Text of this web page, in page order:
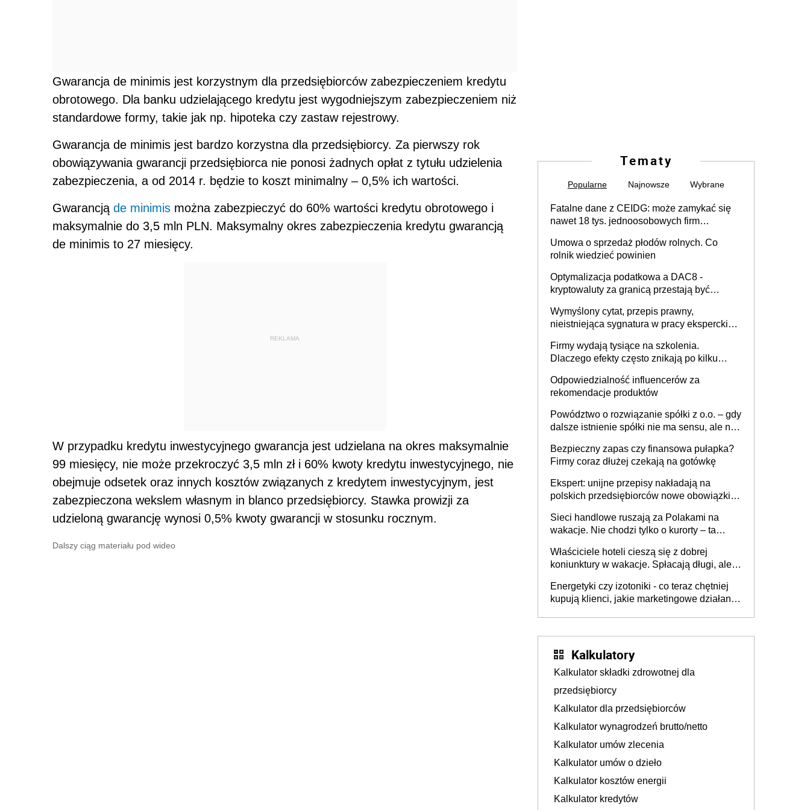
Gwarancja de minimis jest korzystnym dla przedsiębiorców zabezpieczeniem kredytu
obrotowego. Dla banku udzielającego kredytu jest wygodniejszym zabezpieczeniem niż
standardowe formy, takie jak np. hipoteka czy zastaw rejestrowy.
Gwarancja de minimis jest bardzo korzystna dla przedsiębiorcy. Za pierwszy rok
obowiązywania gwarancji przedsiębiorca nie ponosi żadnych opłat z tytułu udzielenia
zabezpieczenia, a od 2014 r. będzie to koszt minimalny – 0,5% ich wartości.
Gwarancją de minimis można zabezpieczyć do 60% wartości kredytu obrotowego i
maksymalnie do 3,5 mln PLN. Maksymalny okres zabezpieczenia kredytu gwarancją
de minimis to 27 miesięcy.
REKLAMA
W przypadku kredytu inwestycyjnego gwarancja jest udzielana na okres maksymalnie
99 miesięcy, nie może przekroczyć 3,5 mln zł i 60% kwoty kredytu inwestycyjnego, nie
obejmuje odsetek oraz innych kosztów związanych z kredytem inwestycyjnym, jest
zabezpieczona wekslem własnym in blanco przedsiębiorcy. Stawka prowizji za
udzieloną gwarancję wynosi 0,5% kwoty gwarancji w stosunku rocznym.
Dalszy ciąg materiału pod wideo
Tematy
Popularne Najnowsze Wybrane
Fatalne dane z CEIDG: może zamykać się
nawet 18 tys. jednoosobowych firm
Umowa o sprzedaż płodów rolnych. Co
rolnik wiedzieć powinien
Optymalizacja podatkowa a DAC8 -
kryptowaluty za granicą przestają być
Wymyślony cytat, przepis prawny,
nieistniejąca sygnatura w pracy eksperckiej -
firmie
Firmy wydają tysiące na szkolenia.
Dlaczego efekty często znikają po kilku
Odpowiedzialność influencerów za
rekomendacje produktów
Powództwo o rozwiązanie spółki z o.o. – gdy
dalsze istnienie spółki nie ma sensu, ale nie
Bezpieczny zapas czy finansowa pułapka?
Firmy coraz dłużej czekają na gotówkę
Ekspert: unijne przepisy nakładają na
polskich przedsiębiorców nowe obowiązki w
Sieci handlowe ruszają za Polakami na
wakacje. Nie chodzi tylko o kurorty – ta
tam, gdzie wielu spędzi urlop po cichu
Właściciele hoteli cieszą się z dobrej
koniunktury w wakacje. Spłacają długi, ale
Energetyki czy izotoniki - co teraz chętniej
kupują klienci, jakie marketingowe działania
Kalkulatory
Kalkulator składki zdrowotnej dla
przedsiębiorcy
Kalkulator dla przedsiębiorców
Kalkulator wynagrodzeń brutto/netto
Kalkulator umów zlecenia
Kalkulator umów o dzieło
Kalkulator kosztów energii
Kalkulator kredytów